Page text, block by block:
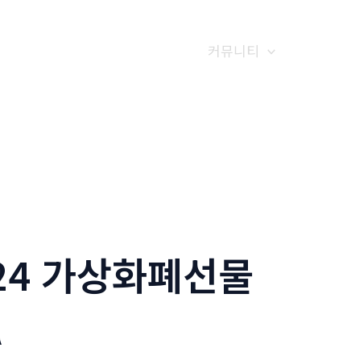
커뮤니티
가상화폐선물